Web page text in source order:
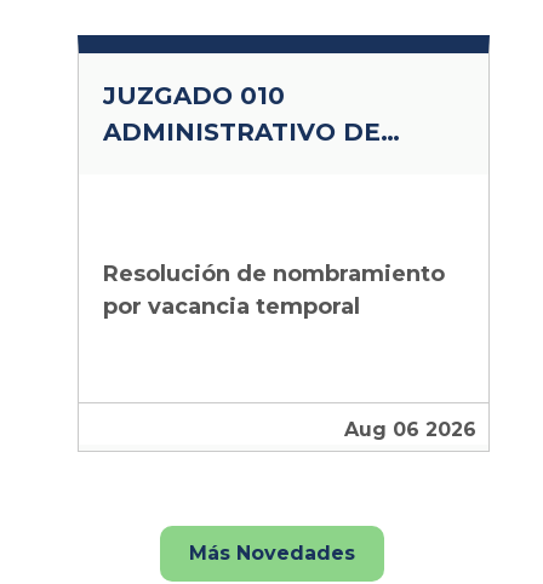
JUZGADO 010
ADMINISTRATIVO DE
Resolución de nombramiento
por vacancia temporal
Aug 06 2026
Más Novedades